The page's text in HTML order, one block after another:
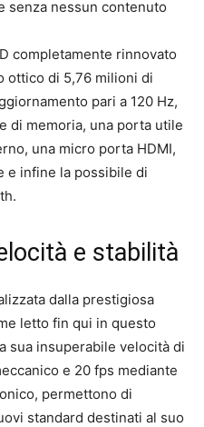
senza nessun contenuto
completamente rinnovato
ottico di 5,76 milioni di
pari a 120 Hz,
di memoria, una porta utile
una micro porta HDMI,
e infine la possibile di
e stabilità
dalla prestigiosa
letto fin qui in questo
sua insuperabile velocità di
e 20 fps mediante
permettono di
standard destinati al suo